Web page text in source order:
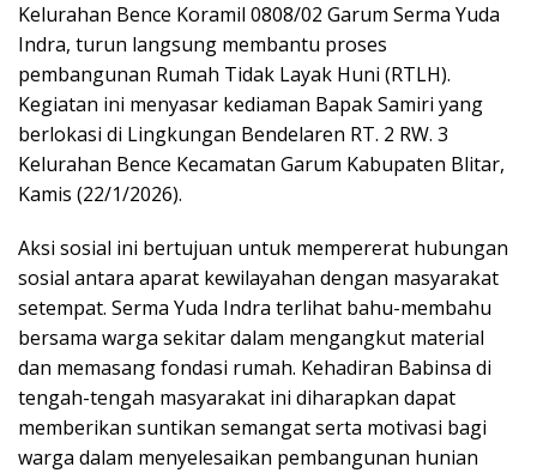
Kelurahan Bence Koramil 0808/02 Garum Serma Yuda
Indra, turun langsung membantu proses
pembangunan Rumah Tidak Layak Huni (RTLH).
Kegiatan ini menyasar kediaman Bapak Samiri yang
berlokasi di Lingkungan Bendelaren RT. 2 RW. 3
Kelurahan Bence Kecamatan Garum Kabupaten Blitar,
Kamis (22/1/2026).
Aksi sosial ini bertujuan untuk mempererat hubungan
sosial antara aparat kewilayahan dengan masyarakat
setempat. Serma Yuda Indra terlihat bahu-membahu
bersama warga sekitar dalam mengangkut material
dan memasang fondasi rumah. Kehadiran Babinsa di
tengah-tengah masyarakat ini diharapkan dapat
memberikan suntikan semangat serta motivasi bagi
warga dalam menyelesaikan pembangunan hunian